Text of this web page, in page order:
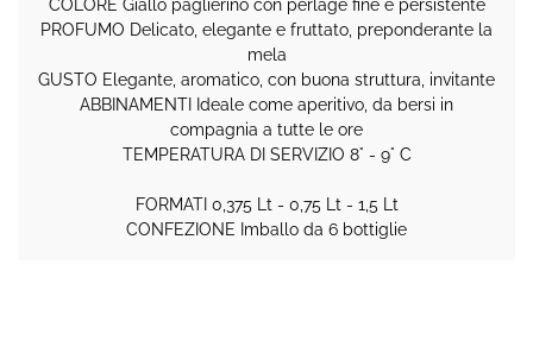
COLORE Giallo paglierino con perlage fine e persistente
PROFUMO Delicato, elegante e fruttato, preponderante la
mela
GUSTO Elegante, aromatico, con buona struttura, invitante
ABBINAMENTI Ideale come aperitivo, da bersi in
compagnia a tutte le ore
TEMPERATURA DI SERVIZIO 8° - 9° C
FORMATI 0,375 Lt - 0,75 Lt - 1,5 Lt
CONFEZIONE Imballo da 6 bottiglie